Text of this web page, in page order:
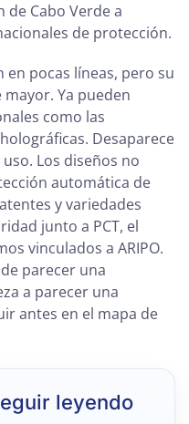
Cabo Verde a
de protección.
en pocas líneas, pero su
Ya pueden
como las
Desaparece
Los diseños no
automática de
y variedades
junto a PCT, el
vinculados a ARIPO.
parecer una
a parecer una
antes en el mapa de
leyendo